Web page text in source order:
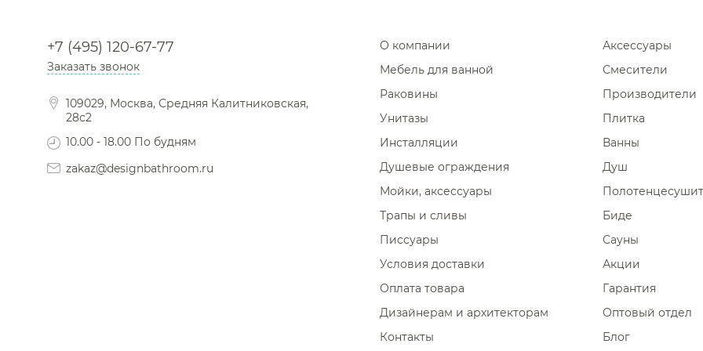
+7 (495) 120-67-77
Заказать звонок
109029, Москва, Средняя Калитниковская,
28с2
10.00 - 18.00 По будням
zakaz@designbathroom.ru
О компании
Аксессуары
Мебель для ванной
Смесители
Раковины
Производители
Унитазы
Плитка
Инсталляции
Ванны
Душевые ограждения
Душ
Мойки, аксессуары
Трапы и сливы
Биде
Писсуары
Сауны
Условия доставки
Акции
Оплата товара
Гарантия
Дизайнерам и архитекторам
Оптовый отдел
Контакты
Блог